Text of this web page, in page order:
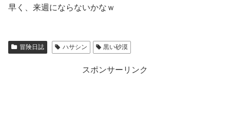
早く、来週にならないかなｗ
冒険日誌 ハサシン 黒い砂漠
スポンサーリンク